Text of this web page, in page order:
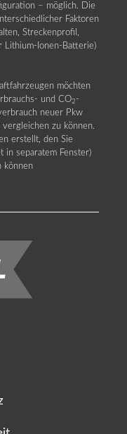
– möglich. Die
Faktoren
Streckenprofil,
Lithium-Ionen-Batterie)
möchten
und CO2 -
neuer Pkw
zu können.
erstellt, den Sie
in separatem Fenster)
können